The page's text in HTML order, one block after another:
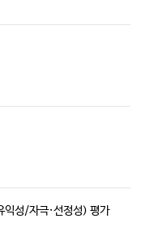
성/자극·선정성) 평가